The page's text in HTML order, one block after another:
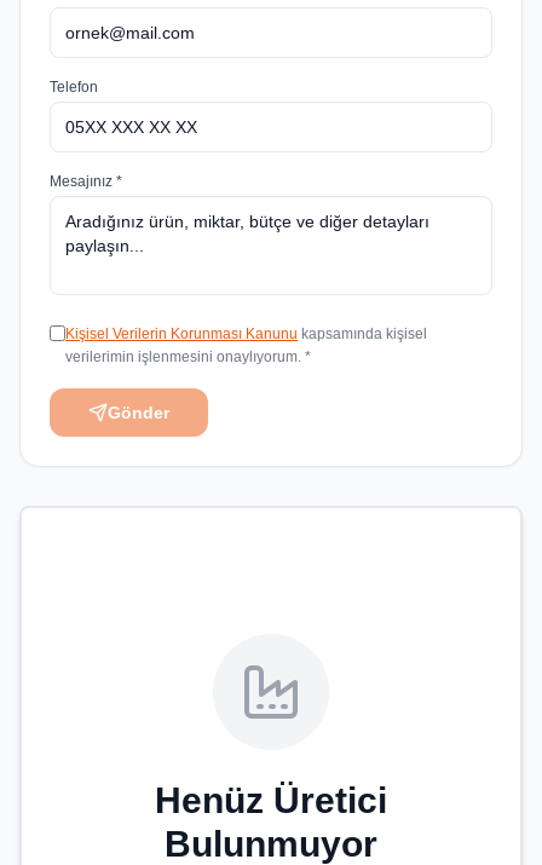
Telefon
Mesajınız *
Kişisel Verilerin Korunması Kanunu kapsamında kişisel
verilerimin işlenmesini onaylıyorum. *
Gönder
Henüz Üretici
Bulunmuyor